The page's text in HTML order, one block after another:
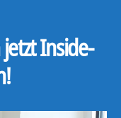
Inside-